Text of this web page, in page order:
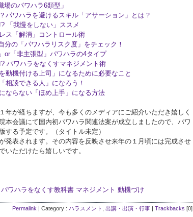
のパワハラ6類型」
パワハラを避けるスキル「アサーション」とは？
「我慢をしない」ススメ
ス「解消」コントロール術
の「パワハラリスク度」をチェック！
or「非主張型」パワハラの4タイプ
パワハラをなくすマネジメント術
動機付ける上司」になるために必要なこと
相談できる人」になろう！
ならない「ほめ上手」になる方法
年が経ちますが、今も多くのメディアにご紹介いただき嬉しく
本会議にて国内初パワハラ関連法案が成立しましたので、パワ
する予定です。（タイトル未定）
発表されます。その内容を反映させ来年の１月頃には完成させ
いただけたら嬉しいです。
パワハラをなくす教科書 マネジメント 動機づけ
Permalink | Category : ハラスメント 出講・出演・行事 | Trackbacks [0]